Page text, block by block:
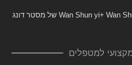
למטפלים